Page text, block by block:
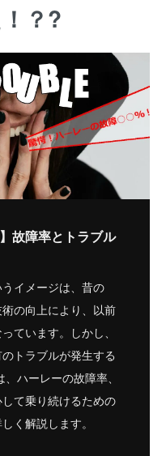
？?
故障率とトラブル
うイメージは、昔の
の向上により、以前
ています。しかし、
トラブルが発生する
ハーレーの故障率、
て乗り続けるための
く解説します。